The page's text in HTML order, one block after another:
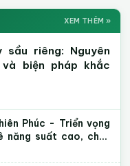
vị thế Robusta Việt"
Việt từ gốc" tại
nhân, tác động
HĐND tỉnh quy định
khuyến nông trên
hình điển hình
XEM THÊM »
riêng: Nguyên
biện pháp khắc
Phúc - Triển vọng
năng suất cao, chất